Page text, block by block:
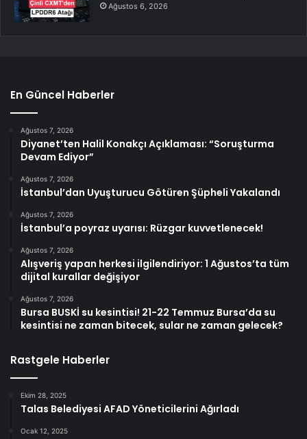
Ağustos 6, 2026
En Güncel Haberler
Ağustos 7, 2026
Diyanet’ten Halil Konakçı Açıklaması: “Soruşturma
Devam Ediyor”
Ağustos 7, 2026
İstanbul’dan Uyuşturucu Götüren Şüpheli Yakalandı
Ağustos 7, 2026
İstanbul’a poyraz uyarısı: Rüzgar kuvvetlenecek!
Ağustos 7, 2026
Alışveriş yapan herkesi ilgilendiriyor: 1 Ağustos’ta tüm
dijital kurallar değişiyor
Ağustos 7, 2026
Bursa BUSKİ su kesintisi! 21-22 Temmuz Bursa’da su
kesintisi ne zaman bitecek, sular ne zaman gelecek?
Rastgele Haberler
Ekim 28, 2025
Talas Belediyesi AFAD Yöneticilerini Ağırladı
Ocak 12, 2025